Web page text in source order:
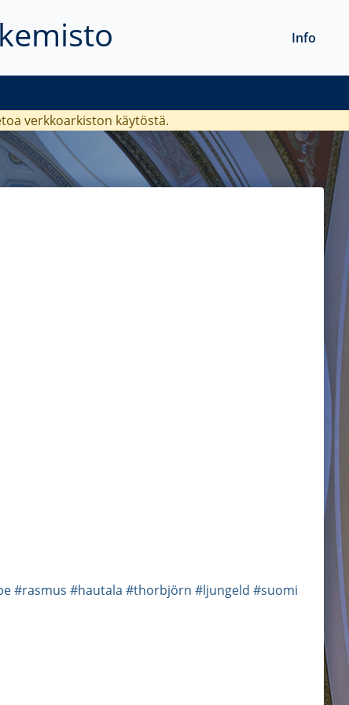
Info
verkkoarkiston käytöstä.
#rasmus #hautala #thorbjörn #ljungeld #suomi